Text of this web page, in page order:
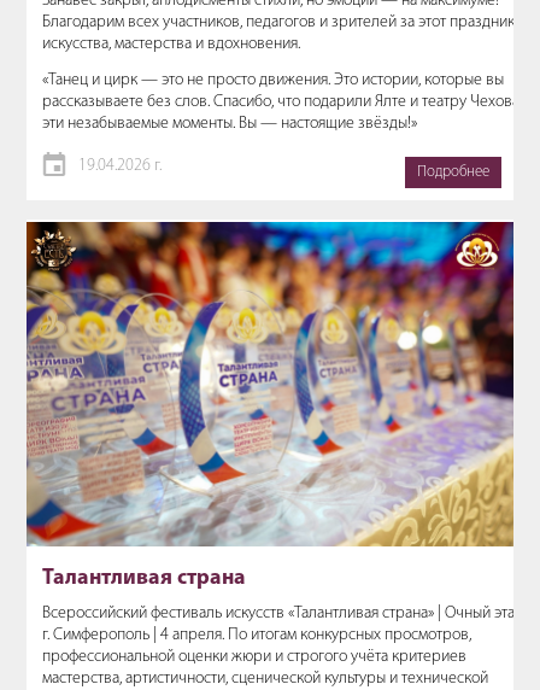
Благодарим всех участников, педагогов и зрителей за этот праздник
искусства, мастерства и вдохновения.
«Танец и цирк — это не просто движения. Это истории, которые вы
рассказываете без слов. Спасибо, что подарили Ялте и театру Чехова
эти незабываемые моменты. Вы — настоящие звёзды!»
19.04.2026 г. Подробнее
Талантливая страна
Всероссийский фестиваль искусств «Талантливая страна» | Очный этап,
г. Симферополь | 4 апреля. По итогам конкурсных просмотров,
профессиональной оценки жюри и строгого учёта критериев
мастерства, артистичности, сценической культуры и технической